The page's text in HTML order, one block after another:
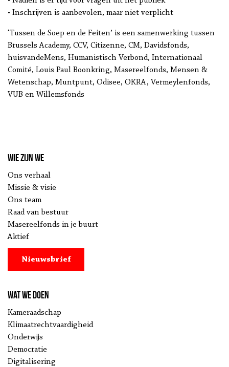
• Inschrijven is aanbevolen, maar niet verplicht
‘Tussen de Soep en de Feiten’ is een samenwerking tussen
Brussels Academy, CCV, Citizenne, CM, Davidsfonds,
huisvandeMens, Humanistisch Verbond, Internationaal
Comité, Louis Paul Boonkring, Masereelfonds, Mensen &
Wetenschap, Muntpunt, Odisee, OKRA, Vermeylenfonds,
VUB en Willemsfonds
Wie zijn we
Ons verhaal
Missie & visie
Ons team
Raad van bestuur
Masereelfonds in je buurt
Aktief
Nieuwsbrief
Wat we doen
Kameraadschap
Klimaatrechtvaardigheid
Onderwijs
Democratie
Digitalisering